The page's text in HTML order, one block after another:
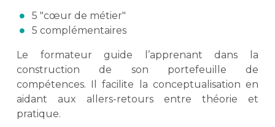
5 "cœur de métier"
5 complémentaires
Le formateur guide l’apprenant dans la
construction de son portefeuille de
compétences. Il facilite la conceptualisation en
aidant aux allers-retours entre théorie et
pratique.